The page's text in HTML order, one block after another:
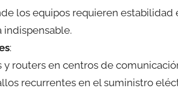
los equipos requieren estabilidad
indispensable.
:
y routers en centros de
recurrentes en el suministro